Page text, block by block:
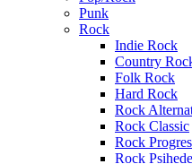
Punk
Rock
Indie Rock
Country
Folk Rock
Hard Rock
Rock
Rock Classic
Rock
Rock